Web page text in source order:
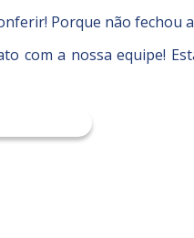
Porque não fechou
com a nossa equipe!